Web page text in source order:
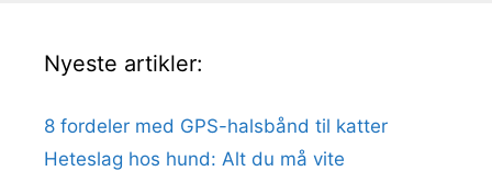
Nyeste artikler:
8 fordeler med GPS-halsbånd til katter
Heteslag hos hund: Alt du må vite